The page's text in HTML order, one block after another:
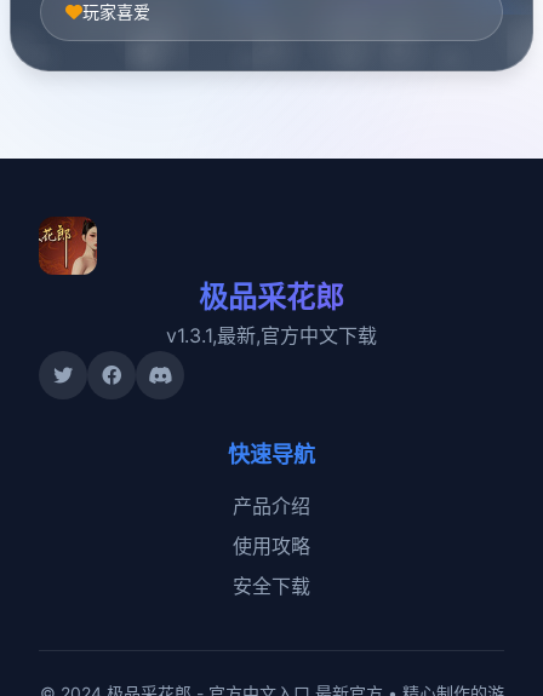
玩家喜爱
极品采花郎
v1.3.1,最新,官方中文下载
快速导航
产品介绍
使用攻略
安全下载